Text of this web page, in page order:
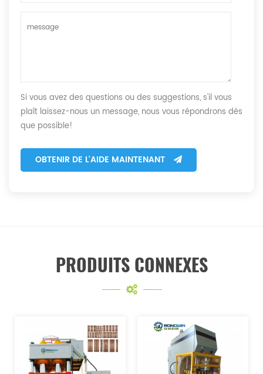
Si vous avez des questions ou des suggestions, s'il vous
plaît laissez-nous un message, nous vous répondrons dès
que possible!
OBTENIR DE L'AIDE MAINTENANT
PRODUITS CONNEXES